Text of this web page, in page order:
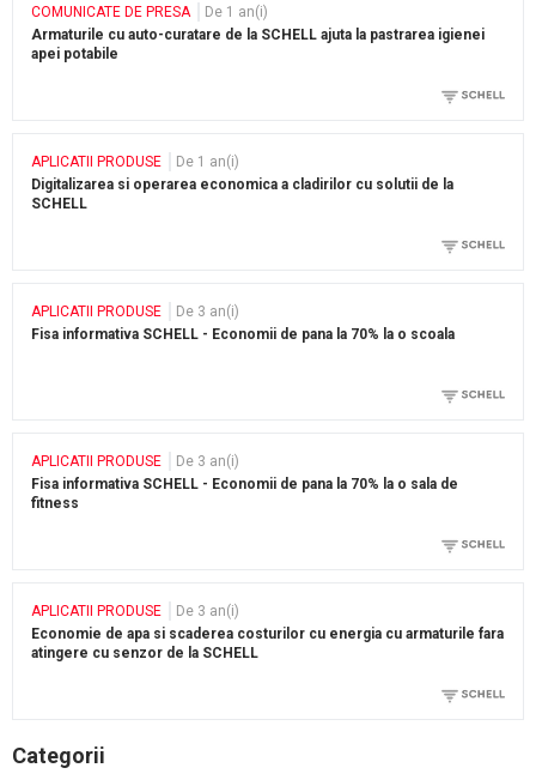
COMUNICATE DE PRESA
De 1 an(i)
Armaturile cu auto-curatare de la SCHELL ajuta la pastrarea igienei
apei potabile
APLICATII PRODUSE
De 1 an(i)
Digitalizarea si operarea economica a cladirilor cu solutii de la
SCHELL
APLICATII PRODUSE
De 3 an(i)
Fisa informativa SCHELL - Economii de pana la 70% la o scoala
APLICATII PRODUSE
De 3 an(i)
Fisa informativa SCHELL - Economii de pana la 70% la o sala de
fitness
APLICATII PRODUSE
De 3 an(i)
Economie de apa si scaderea costurilor cu energia cu armaturile fara
atingere cu senzor de la SCHELL
Categorii